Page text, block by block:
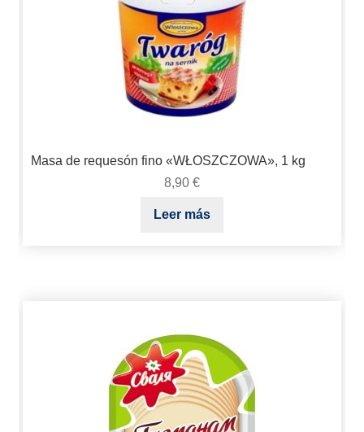
Masa de requesón fino «WŁOSZCZOWA», 1 kg
8,90 €
Leer más